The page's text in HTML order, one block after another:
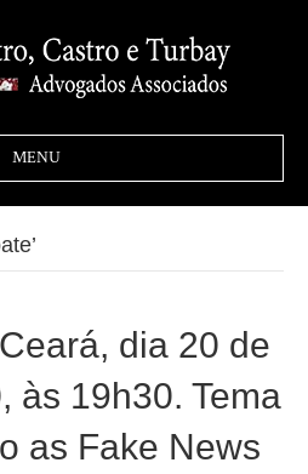
MENU
dia 20 de
às 19h30. Tema
as Fake News